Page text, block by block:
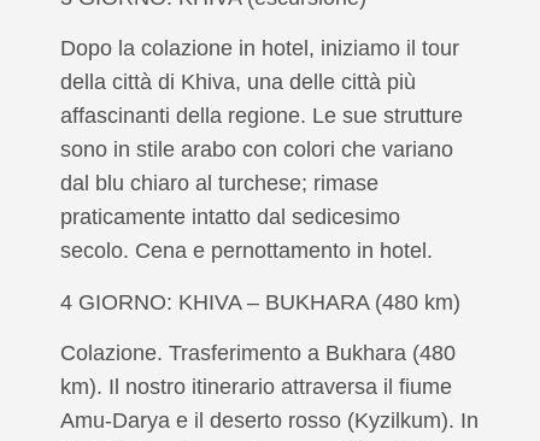
Dopo la colazione in hotel, iniziamo il tour
della città di Khiva, una delle città più
affascinanti della regione. Le sue strutture
sono in stile arabo con colori che variano
dal blu chiaro al turchese; rimase
praticamente intatto dal sedicesimo
secolo. Cena e pernottamento in hotel.
4 GIORNO: KHIVA – BUKHARA (480 km)
Colazione. Trasferimento a Bukhara (480
km). Il nostro itinerario attraversa il fiume
Amu-Darya e il deserto rosso (Kyzilkum). In